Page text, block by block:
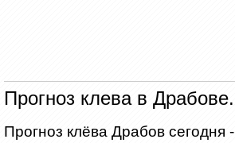
Прогноз клева в Драбове.
Прогноз клёва Драбов сегодня -